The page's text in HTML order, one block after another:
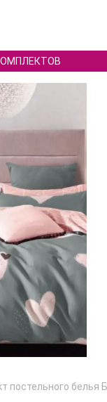
постельного белья